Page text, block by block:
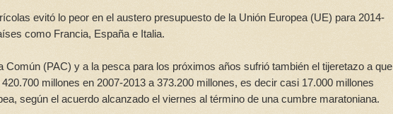
evitó lo peor en el austero presupuesto de la Unión Europea (UE) para 2014-
como Francia, España e Italia.
Común (PAC) y a la pesca para los próximos años sufrió también el tijeretazo a que
millones en 2007-2013 a 373.200 millones, es decir casi 17.000 millones
según el acuerdo alcanzado el viernes al término de una cumbre maratoniana.